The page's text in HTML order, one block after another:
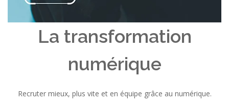
La transformation
numérique
Recruter mieux, plus vite et en équipe grâce au numérique.